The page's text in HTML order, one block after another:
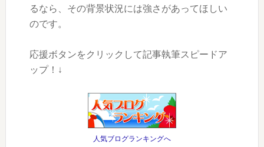
るなら、その背景状況には強さがあってほしい
のです。
応援ボタンをクリックして記事執筆スピードア
ップ！↓
人気ブログランキングへ